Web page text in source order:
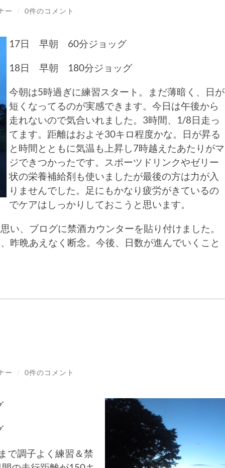
ー / 0件のコメント
17日 早朝 60分ジョッグ
18日 早朝 180分ジョッグ
今朝は5時過ぎに練習スタート。まだ薄暗く、日が
短くなってるのが実感できます。今日は午後から
走れないので気合いれました。3時間、1/8日走っ
てます。距離はおよそ30キロ程度かな。日が昇る
と時間とともに気温も上昇し7時越えたあたりがマ
ジできつかったです。スポーツドリンクやゼリー
状の栄養補給剤も使いましたが最後の方は力が入
りませんでした。足にもかなり疲労がきているの
でケアはしっかりしておこうと思います。
い、ブログに禁酒カウンターを貼り付けました。
昨晩あえなく断念。今後、日数が進んでいくこと
ー / 0件のコメント
で調子よく練習＆禁